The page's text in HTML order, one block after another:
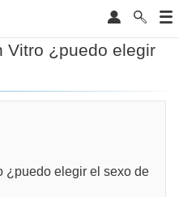
Vitro ¿puedo elegir
¿puedo elegir el sexo de